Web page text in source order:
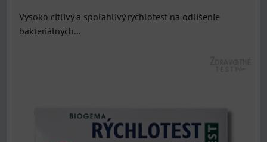
Vysoko citlivý a spoľahlivý rýchlotest na odlíšenie
bakteriálnych...